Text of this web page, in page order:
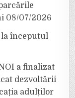
08/07/2026
la începutul
a finalizat
dezvoltării
adulților